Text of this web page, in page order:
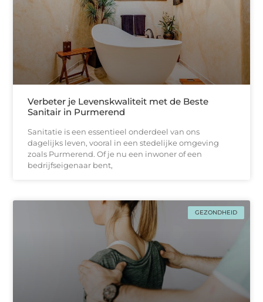
Verbeter je Levenskwaliteit met de Beste
Sanitair in Purmerend
Sanitatie is een essentieel onderdeel van ons
dagelijks leven, vooral in een stedelijke omgeving
zoals Purmerend. Of je nu een inwoner of een
bedrijfseigenaar bent,
GEZONDHEID